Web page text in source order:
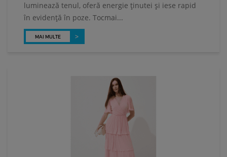
luminează tenul, oferă energie ținutei și iese rapid
în evidență în poze. Tocmai...
MAI MULTE